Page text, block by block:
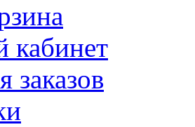
заказов